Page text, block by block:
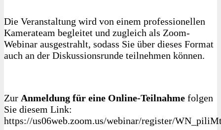
Die Veranstaltung wird von einem professionellen
Kamerateam begleitet und zugleich als Zoom-
Webinar ausgestrahlt, sodass Sie über dieses Format
auch an der Diskussionsrunde teilnehmen können.
Zur Anmeldung für eine Online-Teilnahme folgen
Sie diesem Link:
https://us06web.zoom.us/webinar/register/